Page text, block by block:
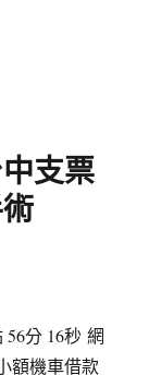
支票
分 16秒 網
額機車借款